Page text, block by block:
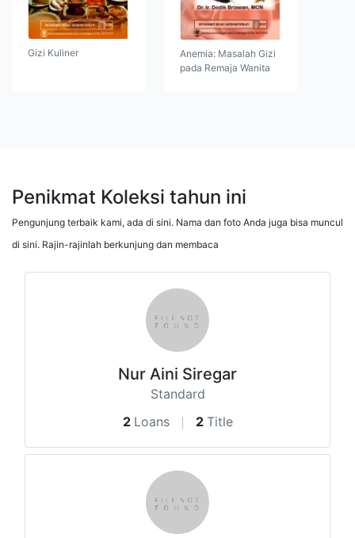
Gizi Kuliner
Anemia: Masalah Gizi
pada Remaja Wanita
Penikmat Koleksi tahun ini
Pengunjung terbaik kami, ada di sini. Nama dan foto Anda juga bisa muncul
di sini. Rajin-rajinlah berkunjung dan membaca
Nur Aini Siregar
Standard
2 Loans 2 Title